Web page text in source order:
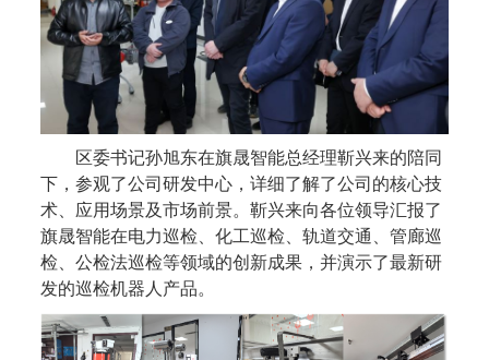
区委书记孙旭东在旗晟智能总经理靳兴来的陪同
下，参观了公司研发中心，详细了解了公司的核心技
术、应用场景及市场前景。靳兴来向各位领导汇报了
旗晟智能在电力巡检、化工巡检、轨道交通、管廊巡
检、公检法巡检等领域的创新成果，并演示了最新研
发的巡检机器人产品。